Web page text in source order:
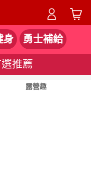
身 勇士補給
推薦
露營趣